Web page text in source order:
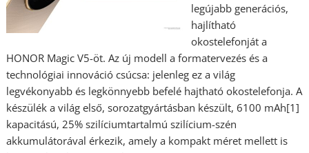
legújabb generációs,
hajlítható
okostelefonját a
HONOR Magic V5-öt. Az új modell a formatervezés és a
technológiai innováció csúcsa: jelenleg ez a világ
legvékonyabb és legkönnyebb befelé hajtható okostelefonja. A
készülék a világ első, sorozatgyártásban készült, 6100 mAh[1]
kapacitású, 25% szilíciumtartalmú szilícium-szén
akkumulátorával érkezik, amely a kompakt méret mellett is